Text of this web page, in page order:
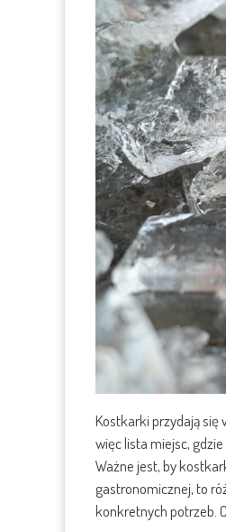
Kostkarki przydają się
więc lista miejsc,
Ważne jest, by
gastronomicznej, to
konkretnych potrzeb.